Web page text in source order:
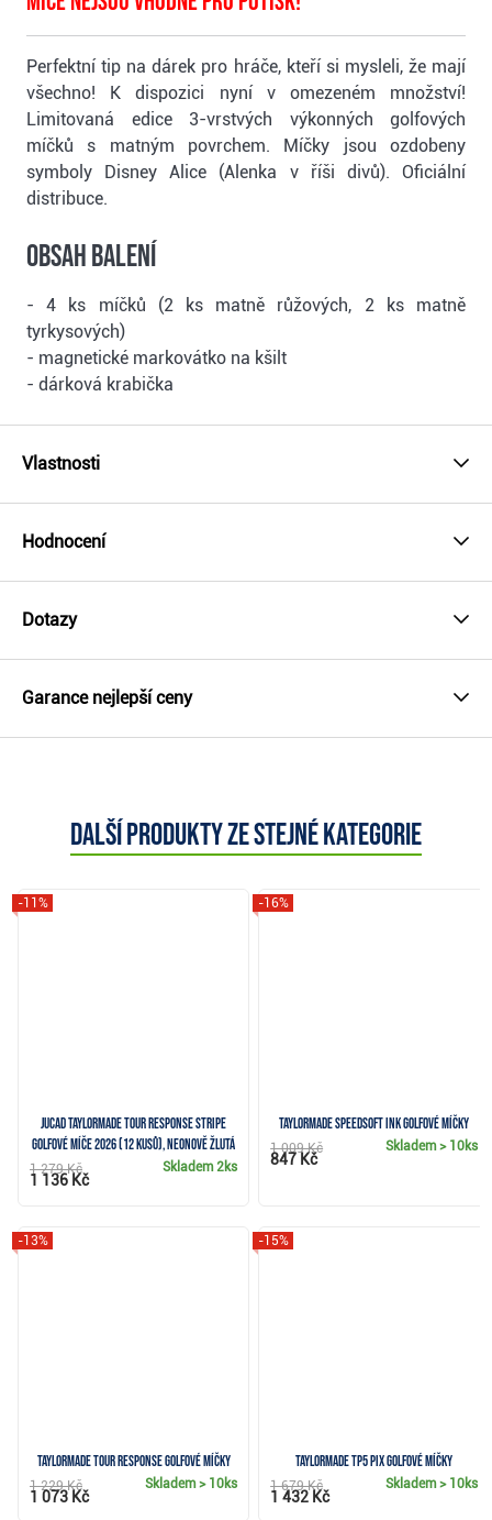
Perfektní tip na dárek pro hráče, kteří si mysleli, že mají
všechno! K dispozici nyní v omezeném množství!
Limitovaná edice 3-vrstvých výkonných golfových
míčků s matným povrchem. Míčky jsou ozdobeny
symboly Disney Alice (Alenka v říši divů). Oficiální
distribuce.
Obsah balení
- 4 ks míčků (2 ks matně růžových, 2 ks matně
tyrkysových)
- magnetické markovátko na kšilt
- dárková krabička
Vlastnosti
Hodnocení
Dotazy
Garance nejlepší ceny
Další produkty ze stejné kategorie
JuCad TaylorMade Tour Response Stripe
golfové míče 2026 (12 kusů), neonově žlutá
-11%
Skladem2ks
1 279 Kč
1 136 Kč
TaylorMade SpeedSoft Ink golfové míčky
-16%
Skladem> 10ks
1 009 Kč
847 Kč
TaylorMade Tour Response golfové míčky
-13%
Skladem> 10ks
1 229 Kč
1 073 Kč
TaylorMade TP5 pix golfové míčky
-15%
Skladem> 10ks
1 679 Kč
1 432 Kč